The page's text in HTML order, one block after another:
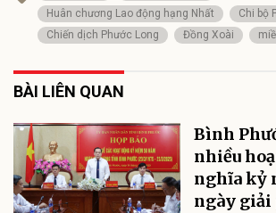
Huân chương Lao động hạng Nhất
Chi bộ
Chiến dịch Phước Long
Đồng Xoài
BÀI LIÊN QUAN
Bình
nhiều
nghĩa kỷ
ngày giải